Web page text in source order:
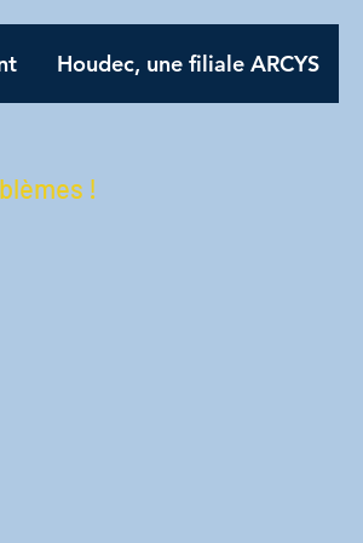
Houdec, une filiale ARCYS
!